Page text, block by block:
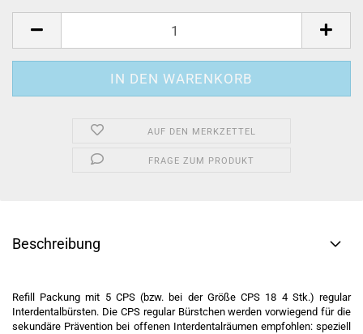
AUF DEN MERKZETTEL
FRAGE ZUM PRODUKT
Beschreibung
Refill Packung mit 5 CPS (bzw. bei der Größe CPS 18 4 Stk.) regular
Interdentalbürsten. Die CPS regular Bürstchen werden vorwiegend für die
sekundäre Prävention bei offenen Interdentalräumen empfohlen: speziell